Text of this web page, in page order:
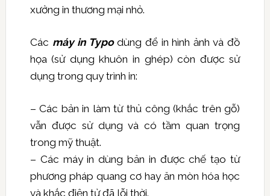
xưởng in thương mại nhỏ.
Các máy in Typodùng để in hình ảnh và đồ
họa (sử dụng khuôn in ghép) còn được sử
dụng trong quy trình in:
– Các bản in làm từ thủ công (khắc trên gỗ)
vẫn được sử dụng và có tầm quan trọng
trong mỹ thuật.
– Các máy in dùng bản in được chế tạo từ
phương pháp quang cơ hay ăn mòn hóa học
và khắc điện tử đã lỗi thời.